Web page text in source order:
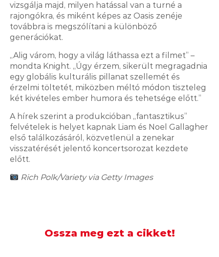
vizsgálja majd, milyen hatással van a turné a
rajongókra, és miként képes az Oasis zenéje
továbbra is megszólítani a különböző
generációkat.
„Alig várom, hogy a világ láthassa ezt a filmet” –
mondta Knight. „Úgy érzem, sikerült megragadnia
egy globális kulturális pillanat szellemét és
érzelmi töltetét, miközben méltó módon tiszteleg
két kivételes ember humora és tehetsége előtt.”
A hírek szerint a produkcióban „fantasztikus”
felvételek is helyet kapnak Liam és Noel Gallagher
első találkozásáról, közvetlenül a zenekar
visszatérését jelentő koncertsorozat kezdete
előtt.
Rich Polk/Variety via Getty Images
Ossza meg ezt a cikket!
2026.08.05. 14:00
A szomszédban is alaposan
felkészültek a hőhullámra
2026.08.05. 10:00
Több mind félmillióan voltak már